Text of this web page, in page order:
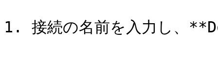
1. 接続の名前を入力し、